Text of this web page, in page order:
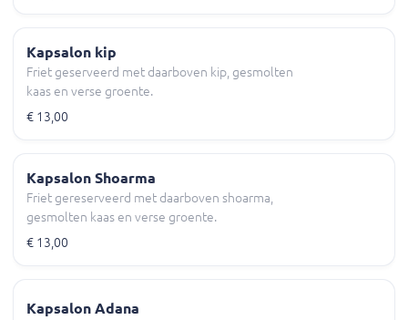
Kapsalon kip
Friet geserveerd met daarboven kip, gesmolten
kaas en verse groente.
€ 13,00
Kapsalon Shoarma
Friet gereserveerd met daarboven shoarma,
gesmolten kaas en verse groente.
€ 13,00
Kapsalon Adana